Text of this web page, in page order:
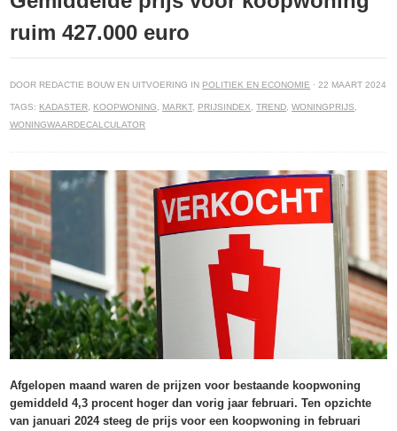
ruim 427.000 euro
DOOR REDACTIE BOUW EN UITVOERING IN POLITIEK EN ECONOMIE · 22 MAART 2024
TAGS: KADASTER, KOOPWONING, MARKT, PRIJSINDEX,TREND,WONINGPRIJS,
WONINGWAARDECALCULATOR
Afgelopen maand waren de prijzen voor bestaande koopwoning
gemiddeld 4,3 procent hoger dan vorig jaar februari. Ten opzichte
van januari 2024 steeg de prijs voor een koopwoning in februari